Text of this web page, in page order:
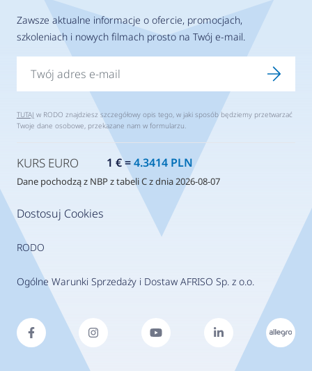
Dostosuj Cookies
RODO
Ogólne Warunki Sprzedaży i Dostaw AFRISO Sp. z o.o.
Zawsze aktualne informacje o ofercie, promocjach,
szkoleniach i nowych filmach prosto na Twój e-mail.
TUTAJ w RODO znajdziesz szczegółowy opis tego, w jaki sposób będziemy przetwarzać
Twoje dane osobowe, przekazane nam w formularzu.
KURS EURO 1 € =4.3414 PLN
Dane pochodzą z NBP z tabeli C z dnia 2026-08-07